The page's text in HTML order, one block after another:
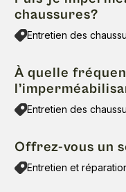
chaussures?
Entretien des
À quelle
Entretien des
Offrez-vous un
Entretien et